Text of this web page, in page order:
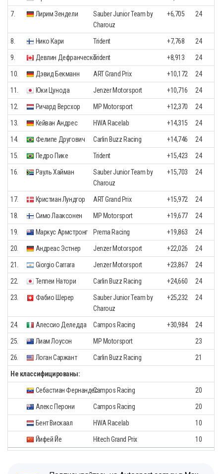
7. Лирим Зендели
Sauber Junior Team by
Charouz
+6,705 24
8. Нико Кари Trident +7,768 24
9. Девлин ДефранческоTrident +8,913 24
10. Дэвид Бекманн ART Grand Prix +10,172 24
11. Юки Цунода Jenzer Motorsport +10,716 24
12. Ричард Версхор MP Motorsport +12,370 24
13. Кейван Андрес HWA Racelab +14,315 24
14. Фелипе Другович Carlin Buzz Racing +14,746 24
15. Педро Пике Trident +15,423 24
16. Рауль Хайман
Sauber Junior Team by
Charouz
+15,703 24
17. Кристиан Лундгор ART Grand Prix +15,972 24
18. Симо Лааксонен MP Motorsport +19,677 24
19. Маркус Армстронг Prema Racing +19,863 24
20. Андреас Эстнер Jenzer Motorsport +22,026 24
21. Giorgio Carrara Jenzer Motorsport +23,867 24
22. Теппеи Натори Carlin Buzz Racing +24,660 24
23. Фабио Шерер
Sauber Junior Team by
Charouz
+25,232 24
24. Алессио Деледда Campos Racing +30,984 24
25. Лиам Лоусон MP Motorsport 23
26. Логан Саржант Carlin Buzz Racing 21
Не классифицированы:
Себастиан ФернандесCampos Racing 20
Алекс Перони Campos Racing 20
Бент Вискаал HWA Racelab 10
Йифей Йе Hitech Grand Prix 10